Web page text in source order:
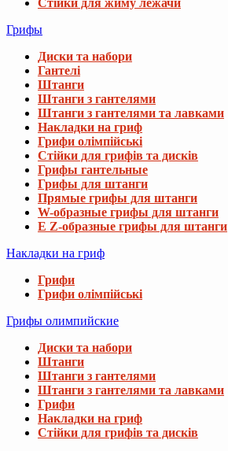
Грифы
Диски та набори
Гантелі
Штанги
Штанги з гантелями
Штанги з гантелями та лавками
Накладки на гриф
Грифи олімпійські
Стійки для грифів та дисків
Грифы гантельные
Грифы для штанги
Прямые грифы для штанги
W-образные грифы для штанги
E Z-образные грифы для штанги
Накладки на гриф
Грифи
Грифи олімпійські
Грифы олимпийские
Диски та набори
Штанги
Штанги з гантелями
Штанги з гантелями та лавками
Грифи
Накладки на гриф
Стійки для грифів та дисків